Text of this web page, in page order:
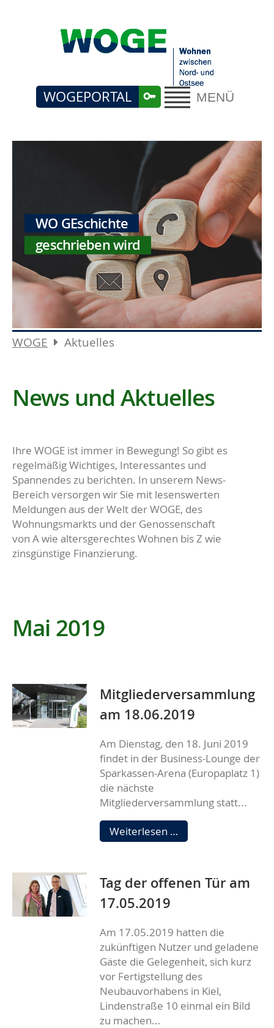
MENÜ
WOGEPORTAL
WO GEschichte
geschrieben wird
WOGE Aktuelles
News und Aktuelles
Ihre WOGE ist immer in Bewegung! So gibt es
regelmäßig Wichtiges, Interessantes und
Spannendes zu berichten. In unserem News-
Bereich versorgen wir Sie mit lesenswerten
Meldungen aus der Welt der WOGE, des
Wohnungsmarkts und der Genossenschaft
von A wie altersgerechtes Wohnen bis Z wie
zinsgünstige Finanzierung.
Mai 2019
Mitgliederversammlung
am 18.06.2019
Am Dienstag, den 18. Juni 2019
findet in der Business-Lounge der
Sparkassen-Arena (Europaplatz 1)
die nächste
Mitgliederversammlung statt...
Weiterlesen …
am
Tag der offenen Tür am
17.05.2019
Am 17.05.2019 hatten die
zukünftigen Nutzer und geladene
Gäste die Gelegenheit, sich kurz
vor Fertigstellung des
Neubauvorhabens in Kiel,
Lindenstraße 10 einmal ein Bild
zu machen...